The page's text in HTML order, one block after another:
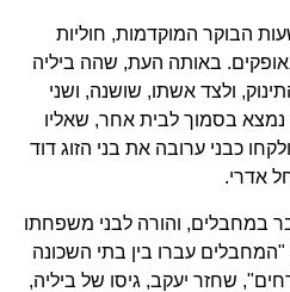
הבוקר המוקדמות, חוליות
באותה העת, שהה ביליה
ולצד אשתו, שושנה, ושני
ה-4 ו-6. ביתם נמצא בסמוך לבית אחר, שאליו
כבני ערובה את בני הזוג דוד
אדרי.
במחבלים, והורה לבני משפחתו
עברו בין בתי השכונה
שחזר יעקב, גיסו של ביליה,